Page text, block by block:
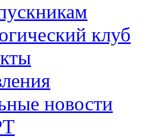
клуб
новости